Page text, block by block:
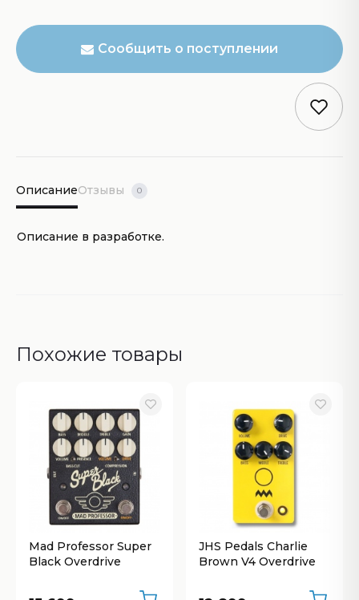
Сообщить о поступлении
ОписаниеОтзывы 0
Описание в разработке.
Похожие товары
Mad Professor Super
Black Overdrive
JHS Pedals Charlie
Brown V4 Overdrive